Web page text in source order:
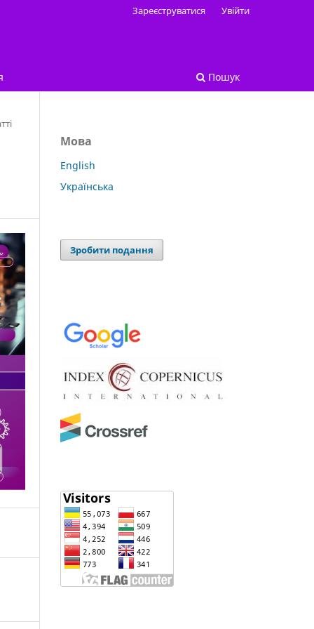
Пошук
Зареєструватися Увійти
Мова
English
Українська
Зробити подання